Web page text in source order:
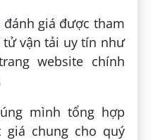
giá được tham
vận tải uy tín như
website chính
mình tổng hợp
chung cho quý